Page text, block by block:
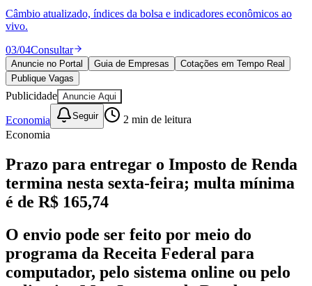
Política
Saúde
Segurança
Cultura
Meio Ambiente
Obras
Educação
Bairros de Barueri
Selecione sua regiãoPara notícias da sua região
Aldeia Aldeia da SerraAldeia de Barueri
Vista
Califórnia Carapicuíba Centro Chácaras Marco
Cidades da
RegiãoCotia Cruz PretaEngenho NovoFazenda
MilitarItapeviJandiraJardim AudirJardim Belval
Jardim
Califórnia
Jardim dos Altos Jardim dos Camargos Jardim
EsperançaJardim GrazielaJardim Iracema Jardim ItaquitiJardim
Câmbio atualizado, índices da bolsa e indicadores econômicos ao
vivo.
03/04Consultar
Anuncie no Portal Guia de Empresas
Cotações em Tempo Real
Publique Vagas
Publicidade Anuncie Aqui
Economia Seguir 2 min de leitura
Economia
Prazo para entregar o Imposto de Renda
termina nesta sexta-feira; multa mínima
é de R$ 165,74
O envio pode ser feito por meio do
programa da Receita Federal para
computador, pelo sistema online ou pelo